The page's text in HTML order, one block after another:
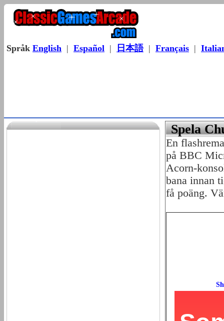
Språk English | Español | 日本語| Français |
Spela
En
på BBC
Acorn-
bana innan
få poäng.